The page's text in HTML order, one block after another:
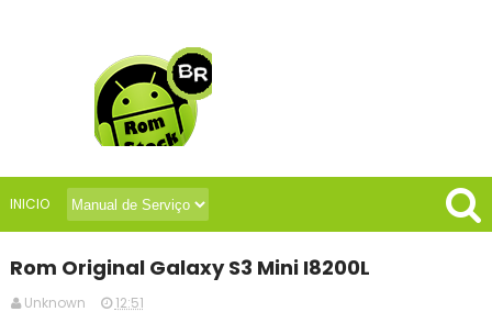
INICIO
Rom Original Galaxy S3 Mini I8200L
Unknown 12:51